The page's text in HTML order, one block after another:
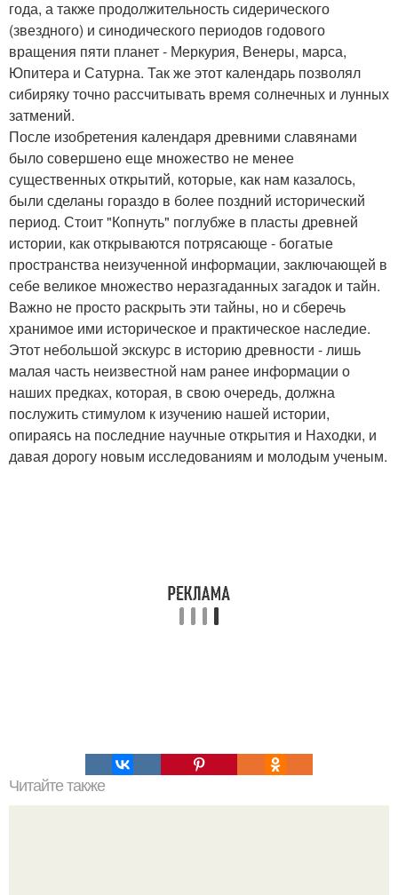
года, а также продолжительность сидерического
(звездного) и синодического периодов годового
вращения пяти планет - Меркурия, Венеры, марса,
Юпитера и Сатурна. Так же этот календарь позволял
сибиряку точно рассчитывать время солнечных и лунных
затмений.
После изобретения календаря древними славянами
было совершено еще множество не менее
существенных открытий, которые, как нам казалось,
были сделаны гораздо в более поздний исторический
период. Стоит "Копнуть" поглубже в пласты древней
истории, как открываются потрясающе - богатые
пространства неизученной информации, заключающей в
себе великое множество неразгаданных загадок и тайн.
Важно не просто раскрыть эти тайны, но и сберечь
хранимое ими историческое и практическое наследие.
Этот небольшой экскурс в историю древности - лишь
малая часть неизвестной нам ранее информации о
наших предках, которая, в свою очередь, должна
послужить стимулом к изучению нашей истории,
опираясь на последние научные открытия и Находки, и
давая дорогу новым исследованиям и молодым ученым.
Читайте также